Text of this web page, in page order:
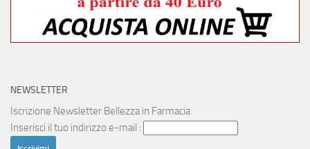
NEWSLETTER
Iscrizione Newsletter Bellezza in Farmacia
Inserisci il tuo indirizzo e-mail :